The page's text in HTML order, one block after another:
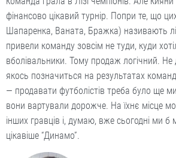
фінансово цікавий турнір. Попри те, що
Шапаренка, Ваната, Бражка) називають
привели команду зовсім не туди, куди
вболівальники. Тому продаж логічний. Не
якось позначиться на результатах
— продавати футболістів треба було ще
вони вартували дорожче. На їхнє місце
інших гравців і, думаю, вже сьогодні ми б
цікавіше “Динамо”.